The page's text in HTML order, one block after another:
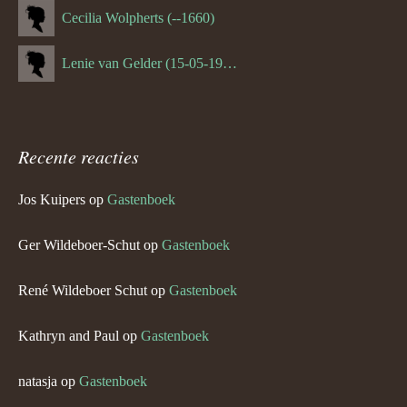
Cecilia Wolpherts (--1660)
Lenie van Gelder (15-05-1970)
Recente reacties
Jos Kuipers op Gastenboek
Ger Wildeboer-Schut op Gastenboek
René Wildeboer Schut op Gastenboek
Kathryn and Paul op Gastenboek
natasja op Gastenboek